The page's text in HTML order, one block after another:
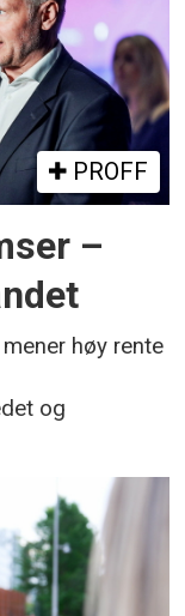
PROFF
–
høy rente
og